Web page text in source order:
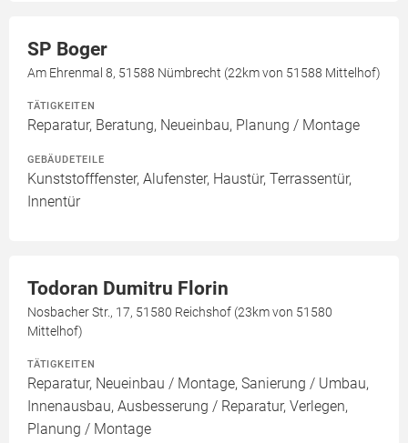
SP Boger
Am Ehrenmal 8, 51588 Nümbrecht (22km von 51588 Mittelhof)
TÄTIGKEITEN
Reparatur, Beratung, Neueinbau, Planung / Montage
GEBÄUDETEILE
Kunststofffenster, Alufenster, Haustür, Terrassentür,
Innentür
Todoran Dumitru Florin
Nosbacher Str., 17, 51580 Reichshof (23km von 51580
Mittelhof)
TÄTIGKEITEN
Reparatur, Neueinbau / Montage, Sanierung / Umbau,
Innenausbau, Ausbesserung / Reparatur, Verlegen,
Planung / Montage